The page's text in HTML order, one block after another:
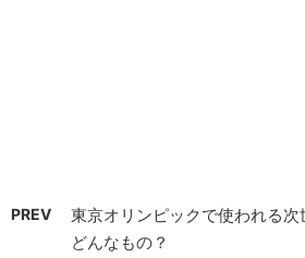
PREV
東京オリンピックで使われる
どんなもの？